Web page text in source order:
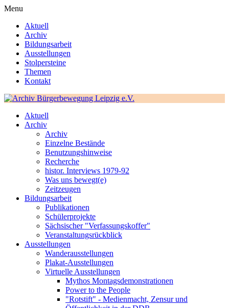
Menu
Aktuell
Archiv
Bildungsarbeit
Ausstellungen
Stolpersteine
Themen
Kontakt
Aktuell
Archiv
Archiv
Einzelne Bestände
Benutzungshinweise
Recherche
histor. Interviews 1979-92
Was uns bewegt(e)
Zeitzeugen
Bildungsarbeit
Publikationen
Schülerprojekte
Sächsischer "Verfassungskoffer"
Veranstaltungsrückblick
Ausstellungen
Wanderausstellungen
Plakat-Ausstellungen
Virtuelle Ausstellungen
Mythos Montagsdemonstrationen
Power to the People
"Rotstift" - Medienmacht, Zensur und